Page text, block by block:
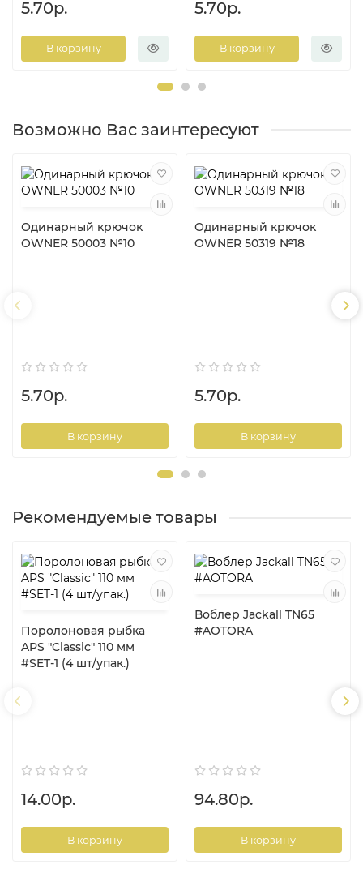
5.70р.
В корзину
5.70р.
В корзину
Возможно Вас заинтересуют
Одинарный крючок
OWNER 50003 №10
5.70р.
В корзину
Одинарный крючок
OWNER 50319 №18
5.70р.
В корзину
Рекомендуемые товары
Поролоновая рыбка
APS "Classic" 110 мм
#SET-1 (4 шт/упак.)
14.00р.
В корзину
Воблер Jackall TN65
#AOTORA
94.80р.
В корзину